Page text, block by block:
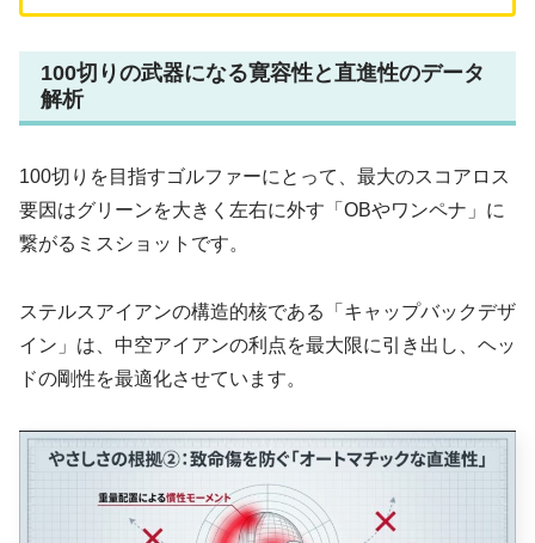
100切りの武器になる寛容性と直進性のデータ
解析
100切りを目指すゴルファーにとって、最大のスコアロス
要因はグリーンを大きく左右に外す「OBやワンペナ」に
繋がるミスショットです。
ステルスアイアンの構造的核である「キャップバックデザ
イン」は、中空アイアンの利点を最大限に引き出し、ヘッ
ドの剛性を最適化させています。